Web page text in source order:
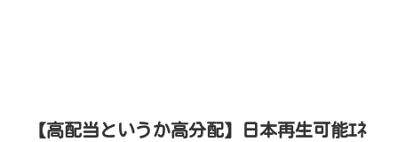
【高配当というか高分配】日本再生可能ｴﾈ